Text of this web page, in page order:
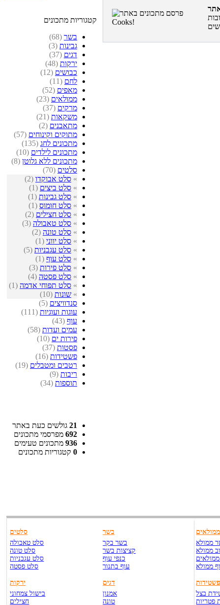
קטגוריות מתכונים
בשר (68)
גבינות (3)
דגים (37)
ירקות (48)
כבושים (12)
לחם (11)
מאפים (52)
ממולאים (23)
מרקים (37)
משקאות (21)
מתאבנים (2)
מתוקים וקינוחים (57)
מתכונים לחג (135)
מתכונים לילדים (10)
מתכונים ללא גלוטן (8)
סלטים (70)
» סלט אבוקדו (2)
» סלט ביצים (1)
» סלט גבינות (1)
» סלט חומוס (1)
» סלט חצילים (2)
» סלט טאבולה (3)
» סלט טונה (2)
» סלט יווני (1)
» סלט עגבניות (5)
» סלט עוף (1)
» סלט פירות (3)
» סלט פסטה (4)
» סלט תפוחי אדמה (1)
» שונות (10)
סנדוויצים (5)
עוגות ועוגיות (111)
עוף (43)
עמים ועדות (58)
פירות ים (10)
פסטות (37)
פשטידות (16)
רטבים ומטבלים (19)
ריבות (9)
תוספות (34)
21 גולשים כעת באתר
692 מפרסמי מתכונים
936 מתכונים טעימים
0 קטגוריות מתכונים
סלטים
סלט טאבולה
סלט טונה
סלט עגבניות
סלט פסטה
ירקות
בישול צמחוני
חצילים
בשר
בשר בקר
קציצות בשר
כנפי עוף
עוף בתנור
דגים
אמנון
טונה
ממולאים
ממולא
ממולא
ממולא
בצל
פטריות